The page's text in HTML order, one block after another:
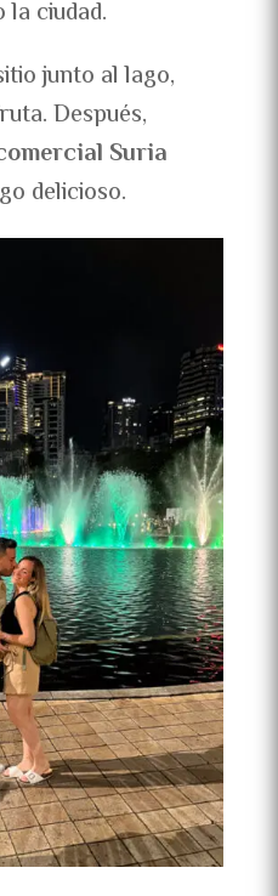
ciudad.
junto al lago,
Después,
Suria
delicioso.